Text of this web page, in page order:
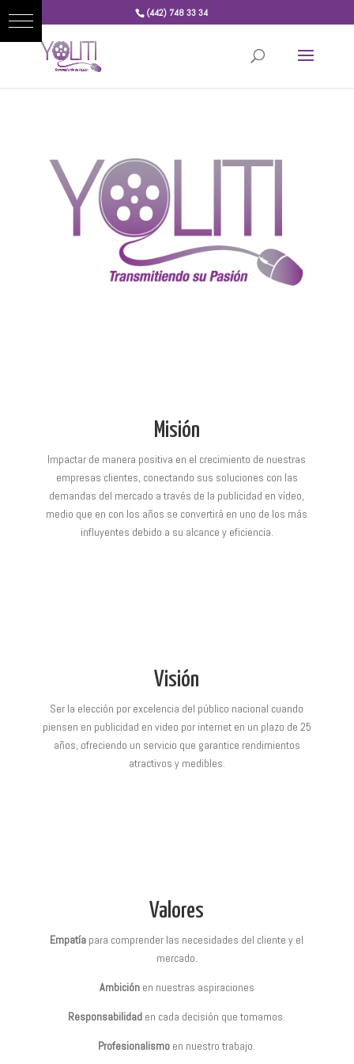
(442) 748 33 34
Misión
Impactar de manera positiva en el crecimiento de nuestras
empresas clientes, conectando sus soluciones con las
demandas del mercado a través de la publicidad en vídeo,
medio que en con los años se convertirá en uno de los más
influyentes debido a su alcance y eficiencia.
Visión
Ser la elección por excelencia del público nacional cuando
piensen en publicidad en video por internet en un plazo de 25
años, ofreciendo un servicio que garantice rendimientos
atractivos y medibles.
Valores
Empatía para comprender las necesidades del cliente y el
mercado.
Ambiciónen nuestras aspiraciones
Responsabilidad en cada decisión que tomamos.
Profesionalismo en nuestro trabajo.